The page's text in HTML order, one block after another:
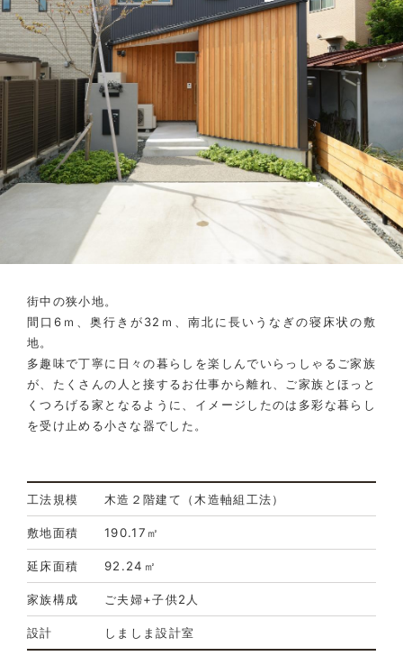
街中の狭小地。
間口6ｍ、奥行きが32ｍ、南北に長いうなぎの寝床状の敷
地。
多趣味で丁寧に日々の暮らしを楽しんでいらっしゃるご家族
が、たくさんの人と接するお仕事から離れ、ご家族とほっと
くつろげる家となるように、イメージしたのは多彩な暮らし
を受け止める小さな器でした。
工法規模 木造２階建て（木造軸組工法）
敷地面積 190.17㎡
延床面積 92.24㎡
家族構成 ご夫婦+子供2人
設計 しましま設計室